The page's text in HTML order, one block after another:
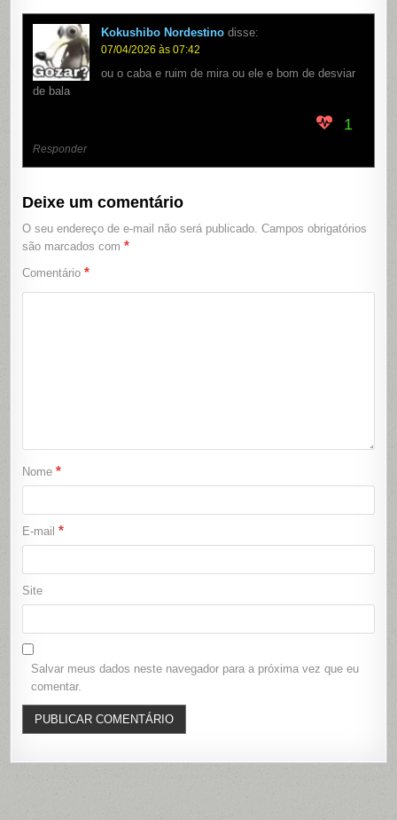
Kokushibo Nordestino disse:
07/04/2026 às 07:42
ou o caba e ruim de mira ou ele e bom de desviar
de bala
1
Responder
Deixe um comentário
O seu endereço de e-mail não será publicado. Campos obrigatórios
são marcados com*
Comentário*
Nome*
E-mail*
Site
Salvar meus dados neste navegador para a próxima vez que eu
comentar.